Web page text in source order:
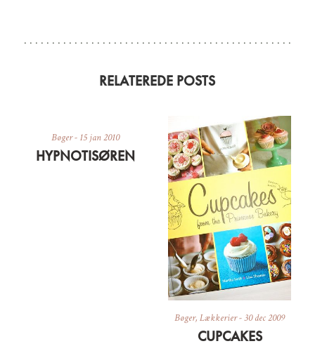
RELATEREDE POSTS
Bøger- 15 jan 2010
HYPNOTISØREN
Bøger,Lækkerier-30 dec 2009
CUPCAKES